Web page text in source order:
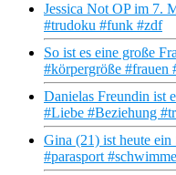
Jessica Not OP im 7.
#trudoku #funk #zdf
So ist es eine große
#körpergröße
Danielas Freundin ist
#Liebe #Beziehung
Gina (21) ist heute
#parasport